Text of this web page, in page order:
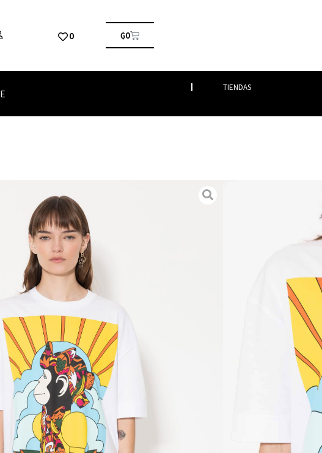
0 ₲0
TIENDAS
Remeras/ REMERA AFRIKA
AFRIKA
Remeras,Vestimenta
y Edgardo Giménez fusionan diseño y arte trascendiendo
propias disciplinas, para presentar una colaboración de
cada prenda es una obra de arte en sí misma.
confeccionada en algodón pima estampado en el frente.
manga corta y cuello redondo. Logo bordado en la espalda.
1960
100% Algodón Pima
está disponible porque no quedan existencias.